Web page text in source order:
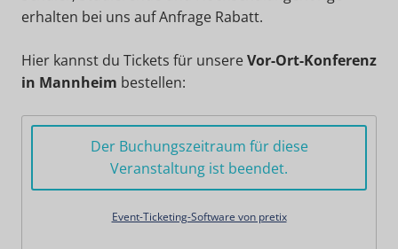
erhalten bei uns auf Anfrage Rabatt.
Hier kannst du Tickets für unsereVor-Ort-Konferenz
in Mannheim bestellen:
Der Buchungszeitraum für diese
Veranstaltung ist beendet.
Event-Ticketing-Software von pretix